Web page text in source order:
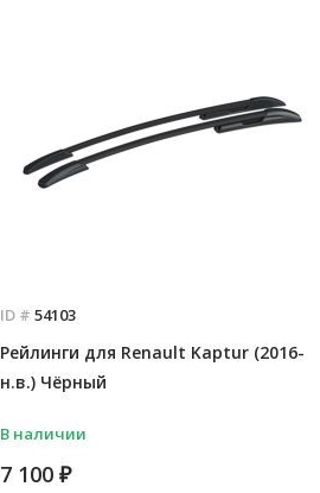
ID # 54103
Рейлинги для Renault Kaptur (2016-
н.в.) Чёрный
В наличии
7 100 ₽